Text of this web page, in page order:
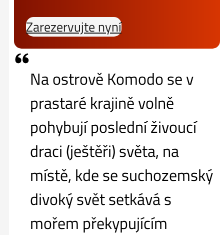
Zarezervujte nyní
Na ostrově Komodo se v
prastaré krajině volně
pohybují poslední živoucí
draci (ještěři) světa, na
místě, kde se suchozemský
divoký svět setkává s
mořem překypujícím